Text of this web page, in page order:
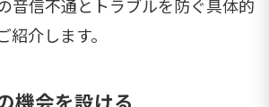
音信不通とトラブルを防ぐ具体的
介します。